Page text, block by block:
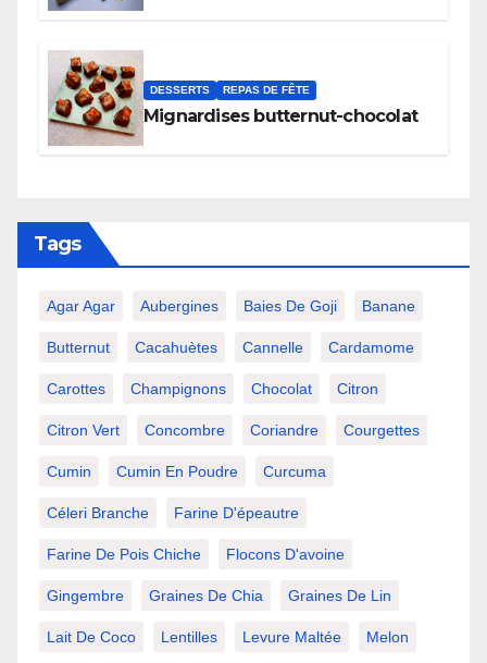
DESSERTS REPAS DE FÊTE
Mignardises butternut-chocolat
Tags
Agar Agar Aubergines Baies De Goji Banane
Butternut Cacahuètes Cannelle Cardamome
Carottes Champignons Chocolat Citron
Citron Vert Concombre Coriandre Courgettes
Cumin Cumin En Poudre Curcuma
Céleri Branche Farine D'épeautre
Farine De Pois Chiche Flocons D'avoine
Gingembre Graines De Chia Graines De Lin
Lait De Coco Lentilles Levure Maltée Melon